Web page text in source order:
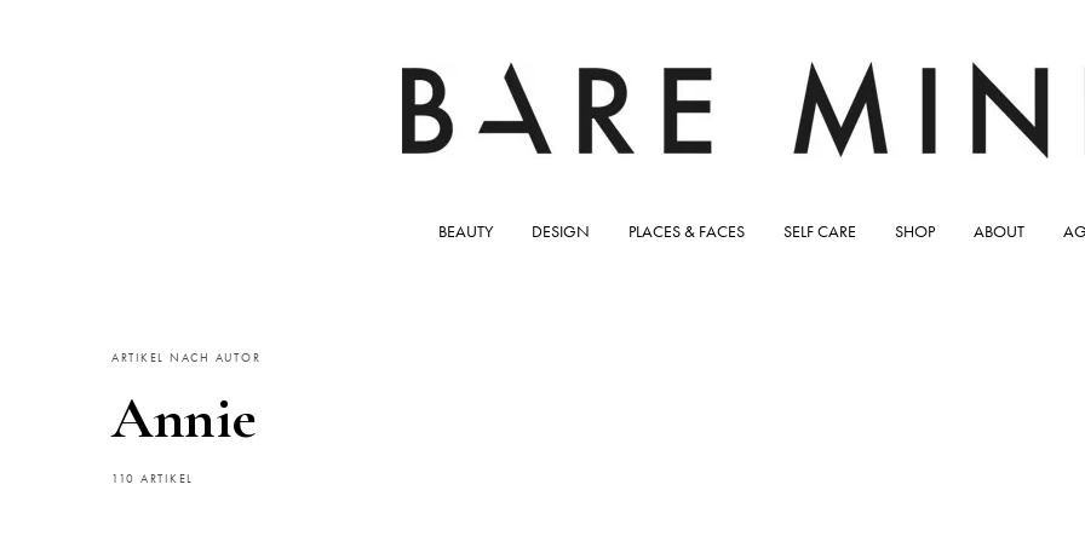
BEAUTY DESIGN PLACES & FACES SELF CARE SHOP ABOUT
ARTIKEL NACH AUTOR
Annie
110 ARTIKEL